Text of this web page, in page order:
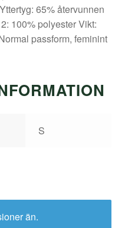
65% återvunnen
100% polyester Vikt:
passform, feminint
S
än.